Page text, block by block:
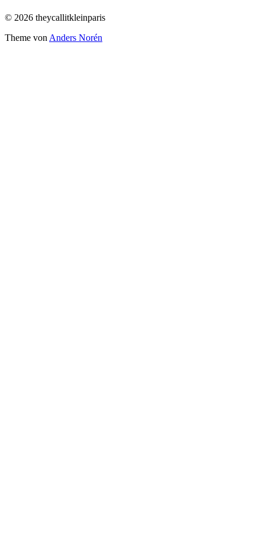
© 2026 theycallitkleinparis
Theme vonAnders Norén